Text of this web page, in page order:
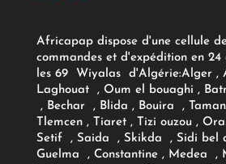
Africapap dispose d'une cellule
commandes et d'expédition en 24
les 69 Wiyalas d'Algérie:Alger ,
Laghouat , Oum el bouaghi ,
, Bechar , Blida , Bouira ,
Tlemcen , Tiaret , Tizi ouzou ,
Setif , Saida , Skikda , Sidi bel
Guelma , Constantine , Medea ,